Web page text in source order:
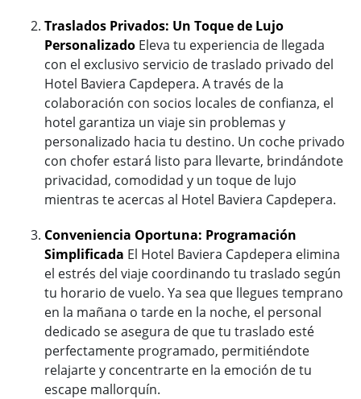
Traslados Privados: Un Toque de Lujo
Personalizado Eleva tu experiencia de llegada
con el exclusivo servicio de traslado privado del
Hotel Baviera Capdepera. A través de la
colaboración con socios locales de confianza, el
hotel garantiza un viaje sin problemas y
personalizado hacia tu destino. Un coche privado
con chofer estará listo para llevarte, brindándote
privacidad, comodidad y un toque de lujo
mientras te acercas al Hotel Baviera Capdepera.
Conveniencia Oportuna: Programación
Simplificada El Hotel Baviera Capdepera elimina
el estrés del viaje coordinando tu traslado según
tu horario de vuelo. Ya sea que llegues temprano
en la mañana o tarde en la noche, el personal
dedicado se asegura de que tu traslado esté
perfectamente programado, permitiéndote
relajarte y concentrarte en la emoción de tu
escape mallorquín.